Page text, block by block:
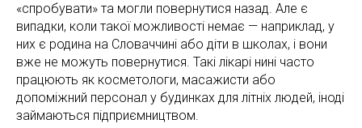
«спробувати» та могли повернутися назад. Але є
випадки, коли такої можливості немає — наприклад, у
них є родина на Словаччині або діти в школах, і вони
вже не можуть повернутися. Такі лікарі нині часто
працюють як косметологи, масажисти або
допоміжний персонал у будинках для літніх людей, іноді
займаються підприємництвом.